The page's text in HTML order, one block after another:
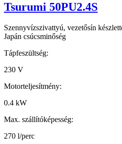
Tsurumi 50PU2.4S
Szennyvízszivattyú, vezetősín
Japán csúcsminőség
Tápfeszültség:
230 V
Motorteljesítmény:
0.4 kW
Max. szállítóképesség:
270 l/perc